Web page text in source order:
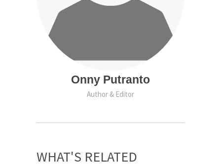
Onny Putranto
Author & Editor
WHAT'S RELATED